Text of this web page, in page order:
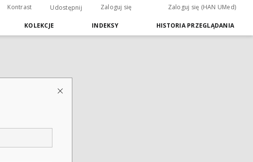
Kontrast Udostępnij Zaloguj się Zaloguj się (HAN UMed)
KOLEKCJE INDEKSY HISTORIA PRZEGLĄDANIA